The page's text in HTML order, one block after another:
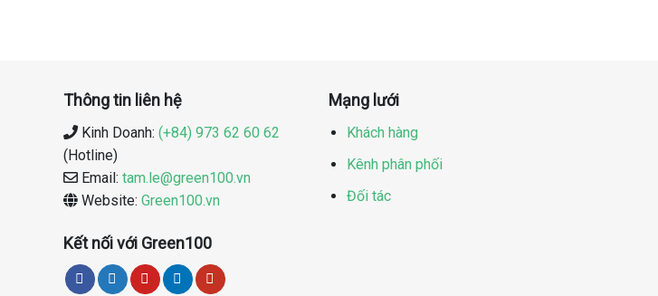
Thông tin liên hệ
Kinh Doanh: (+84) 973 62 60 62
(Hotline)
Email: tam.le@green100.vn
Website: Green100.vn
Kết nối với Green100
Mạng lưới
Khách hàng
Kênh phân phối
Đối tác